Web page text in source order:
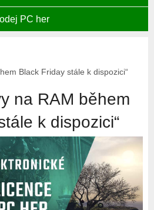
PC her
Black Friday stále k dispozici“
na RAM během
k dispozici“